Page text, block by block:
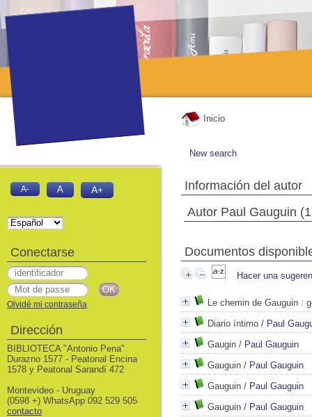
Inicio
New search
Información del autor
Autor Paul Gauguin
Documentos
Hacer una
Le chemin de Gauguin :
Diario íntimo / Paul
Gaugin / Paul Gauguin
Gauguin / Paul Gauguin
Gauguin / Paul Gauguin
Gauguin / Paul Gauguin
A- A A+
Conectarse
Olvidé mi contraseña
Dirección
BIBLIOTECA "Antonio Pena"
Durazno 1577 - Peatonal Encina
1578 y Peatonal Sarandí 472
Montevideo - Uruguay
(0598 +) WhatsApp 092 529 505
contacto